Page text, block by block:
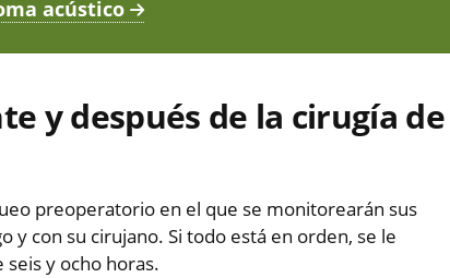
acústico
y después de la cirugía de
preoperatorio en el que se monitorearán sus
y con su cirujano. Si todo está en orden, se le
y ocho horas.